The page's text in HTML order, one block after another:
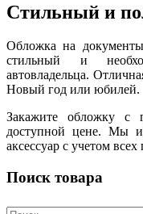
Стильный и
Обложка на
стильный и
автовладельца.
Новый год или юбилей.
Закажите обложку с
доступной цене. Мы
аксессуар с учетом
Поиск товара